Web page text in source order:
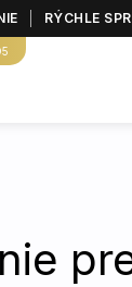
RÝCHLE